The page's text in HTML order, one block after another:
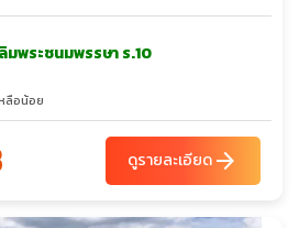
มพระชนมพรรษา ร.10
ลือน้อย
ดูรายละเอียดarrow_forward